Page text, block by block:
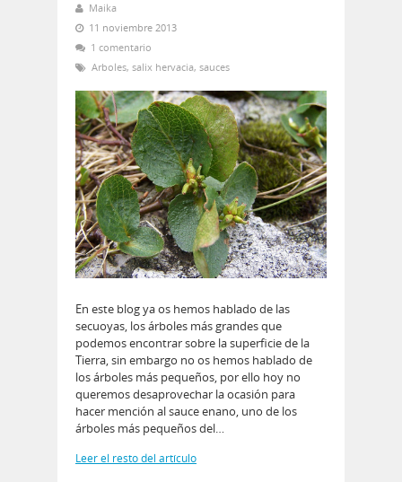
Maika
11 noviembre 2013
1 comentario
Arboles, salix hervacia, sauces
En este blog ya os hemos hablado de las
secuoyas, los árboles más grandes que
podemos encontrar sobre la superficie de la
Tierra, sin embargo no os hemos hablado de
los árboles más pequeños, por ello hoy no
queremos desaprovechar la ocasión para
hacer mención al sauce enano, uno de los
árboles más pequeños del…
Leer el resto del artículo